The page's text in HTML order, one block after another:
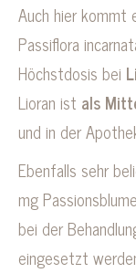
Auch hier kommt
Passiflora
Höchstdosis bei
Lioran ist als
und in der
Ebenfalls sehr
mg
bei der
eingesetzt